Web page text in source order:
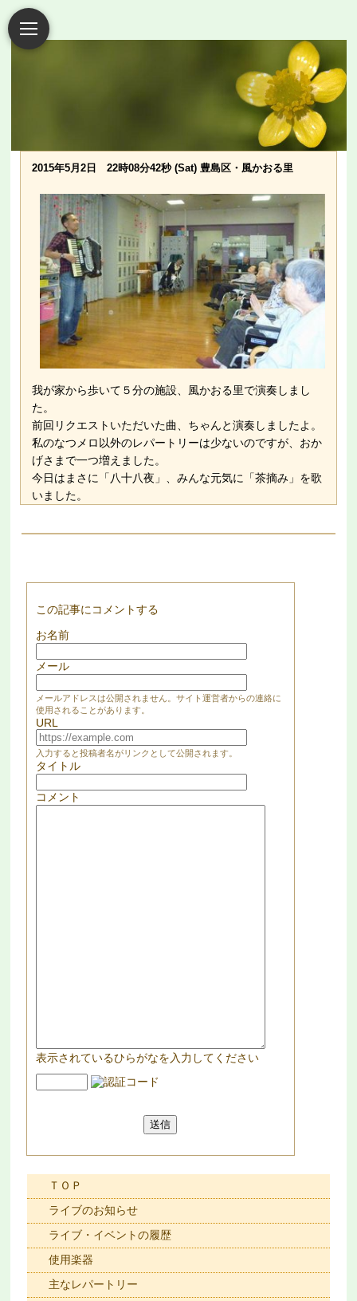
2015年5月2日 22時08分42秒 (Sat) 豊島区・風かおる里
我が家から歩いて５分の施設、風かおる里で演奏しまし
た。
前回リクエストいただいた曲、ちゃんと演奏しましたよ。
私のなつメロ以外のレパートリーは少ないのですが、おか
げさまで一つ増えました。
今日はまさに「八十八夜」、みんな元気に「茶摘み」を歌
いました。
この記事にコメントする
お名前
メール
メールアドレスは公開されません。サイト運営者からの連絡に
使用されることがあります。
URL
入力すると投稿者名がリンクとして公開されます。
タイトル
コメント
表示されているひらがなを入力してください
ＴＯＰ
ライブのお知らせ
ライブ・イベントの履歴
使用楽器
主なレパートリー